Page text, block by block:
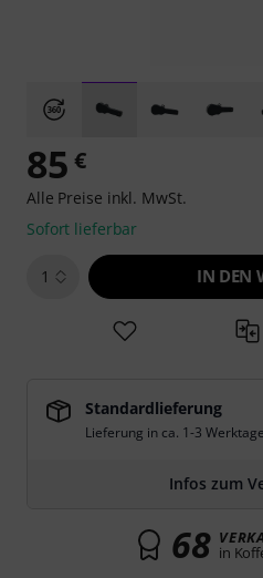
85 €
Alle Preise inkl. MwSt.
Sofort lieferbar
1 IN DEN
Standardlieferung
Lieferung in ca. 1-3
Infos zum
68 in